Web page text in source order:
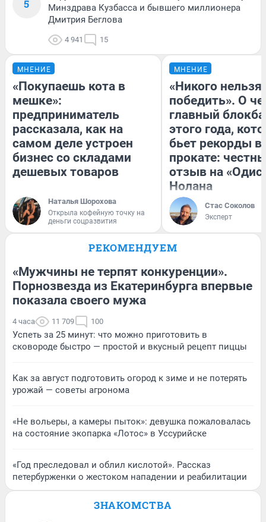
5
Минздрава Кузбасса и бывшего миллионера
Дмитрия Беглова
4 941 15
МНЕНИЕ
«Покупаешь кота в
мешке»:
предприниматель
рассказала, как на
самом деле устроен
бизнес со складами
дешевых товаров
Наталья Шорохова
Открыла кофейную точку на
деньги соцразвития
МНЕНИЕ
«Никого нельзя
победить». О
главный
этого года,
бьет рекорды в
прокате:
отзыв на
Нолана
Стас Соколов
Эксперт
РЕКОМЕНДУЕМ
«Мужчины не терпят конкуренции».
Порнозвезда из Екатеринбурга впервые
показала своего мужа
4 часа 11 709 100
Успеть за 25 минут: что можно приготовить в
сковороде быстро — простой и вкусный рецепт пиццы
Как за август подготовить огород к зиме и не потерять
урожай — советы агронома
«Не вольеры, а камеры пыток»: девушка пожаловалась
на состояние экопарка «Лотос» в Уссурийске
«Год преследовал и облил кислотой». Рассказ
петербурженки о жестоком нападении и реабилитации
ЗНАКОМСТВА